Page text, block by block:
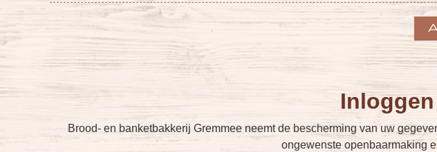
Brood- en banketbakkerij Gremmee neemt de bescherming van uw
ongewenste openbaarmaking